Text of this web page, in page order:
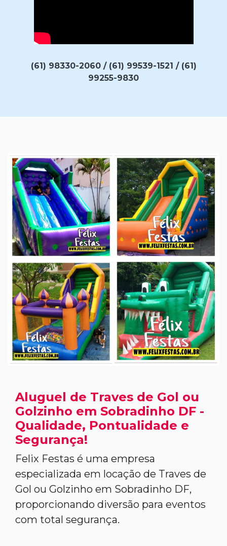
(61) 98330-2060 / (61) 99539-1521 / (61)
99255-9830
Aluguel de Traves de Gol ou
Golzinho em Sobradinho DF -
Qualidade, Pontualidade e
Segurança!
Felix Festas é uma empresa
especializada em locação de Traves de
Gol ou Golzinho em Sobradinho DF,
proporcionando diversão para eventos
com total segurança.